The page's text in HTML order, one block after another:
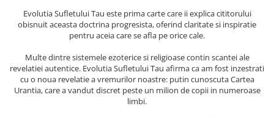
Masaj
Medicina & Farmacie
Medicina Pentru Toti
SealfHealing
Evolutia Sufletului Tau este prima carte care ii explica cititorului
obisnuit aceasta doctrina progresista, oferind claritate si inspiratie
pentru aceia care se afla pe orice cale.
Multe dintre sistemele ezoterice si religioase contin scantei ale
revelatiei autentice. Evolutia Sufletului Tau afirma ca am fost inzestrati
cu o noua revelatie a vremurilor noastre: putin cunoscuta Cartea
Urantia, care a vandut discret peste un milion de copii in numeroase
limbi.